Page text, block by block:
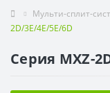
Мульти-сплит-
2D/3E/4E/5E/6D
Серия MXZ-